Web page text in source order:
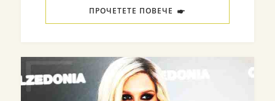
ПРОЧЕТЕТЕ ПОВЕЧЕ